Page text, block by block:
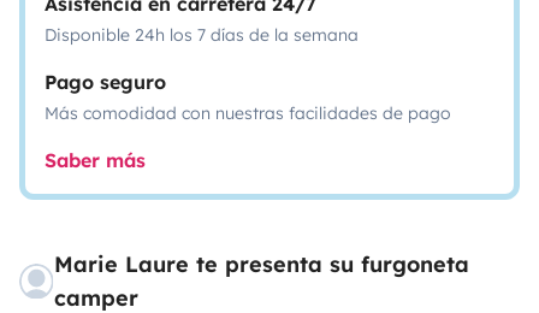
Disponible 24h los 7 días de la semana
Pago seguro
Más comodidad con nuestras facilidades de pago
Saber más
Marie Laure te presenta su furgoneta
camper